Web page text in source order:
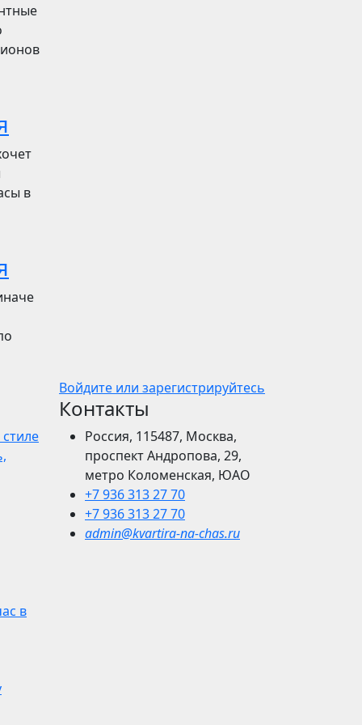
в
в
Войдите или зарегистрируйтесь
Контакты
Россия, 115487, Москва,
проспект Андропова, 29,
метро Коломенская, ЮАО
+7 936 313 27 70
+7 936 313 27 70
admin@kvartira-na-chas.ru